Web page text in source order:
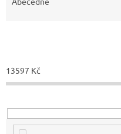
o
d
k
t
13597 Kč